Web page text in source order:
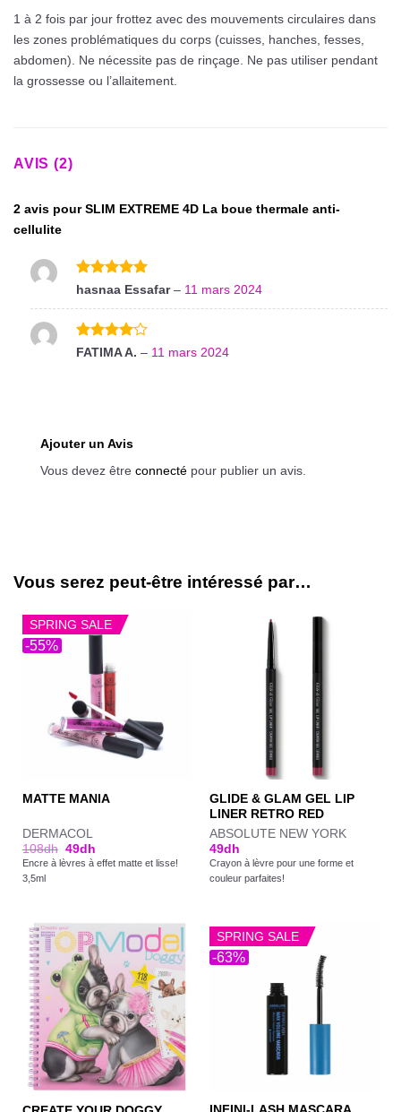
1 à 2 fois par jour frottez avec des mouvements circulaires dans
les zones problématiques du corps (cuisses, hanches, fesses,
abdomen). Ne nécessite pas de rinçage. Ne pas utiliser pendant
la grossesse ou l’allaitement.
AVIS (2)
2 avis pourSLIM EXTREME 4D La boue thermale anti-
cellulite
Note5sur
hasnaa Essafar– 11 mars 2024
Note4
FATIMA A.– 11 mars 2024
Ajouter un Avis
Vous devez être connecté pour publier un avis.
Vous serez peut-être intéressé par…
-55%
SPRING SALE
MATTE MANIA
DERMACOL
108dh 49dh
Encre à lèvres à effet matte et lisse!
3,5ml
GLIDE & GLAM GEL LIP
LINER RETRO RED
ABSOLUTE NEW YORK
49dh
Crayon à lèvre pour une forme et
couleur parfaites!
-63%
SPRING SALE